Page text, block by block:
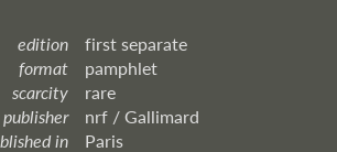
edition
first separate
format
pamphlet
scarcity
rare
publisher
nrf / Gallimard
in
Paris